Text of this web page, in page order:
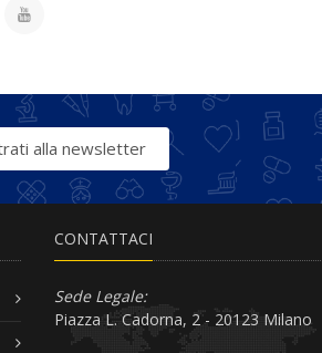
alla newsletter
CONTATTACI
Sede Legale:
Piazza L. Cadorna, 2 - 20123 Milano